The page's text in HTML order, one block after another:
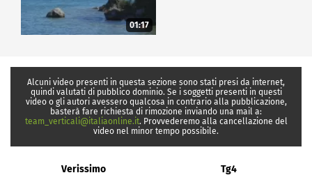
01:17
Alcuni video presenti in questa sezione sono stati presi da internet,
quindi valutati di pubblico dominio. Se i soggetti presenti in questi
video o gli autori avessero qualcosa in contrario alla pubblicazione,
basterà fare richiesta di rimozione inviando una mail a:
team_verticali@italiaonline.it. Provvederemo alla cancellazione del
video nel minor tempo possibile.
Verissimo Tg4